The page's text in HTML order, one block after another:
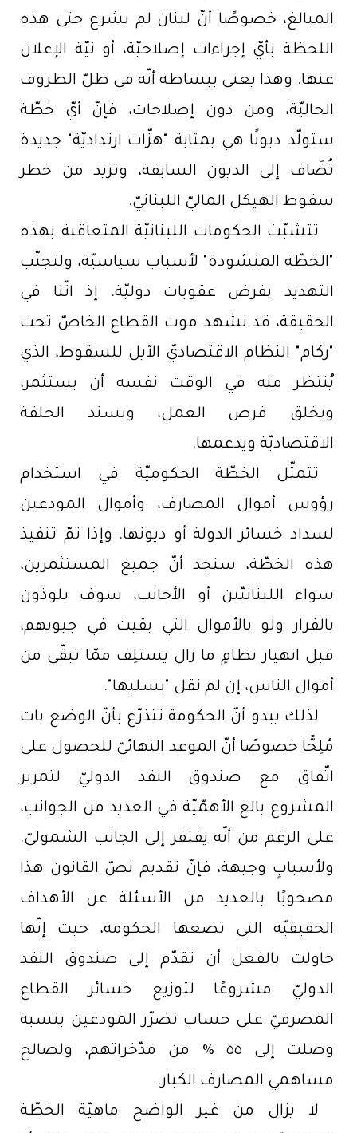
المبالغ، خصوصًا أنّ لبنان لم يشرع حتى هذه
اللحظة بأيّ إجراءات إصلاحيّة، أو نيّة الإعلان
عنها. وهذا يعني ببساطة أنّه في ظلّ الظروف
الحاليّة، ومن دون إصلاحات، فإنّ أيّ خطّة
ستولّد ديونًا هي بمثابة "هزّات ارتداديّة" جديدة
تُضَاف إلى الديون السابقة، وتزيد من خطر
سقوط الهيكل الماليّ اللبنانيّ.
تتشبّث الحكومات اللبنانيّة المتعاقبة بهذه
"الخطّة المنشودة" لأسباب سياسيّة، ولتجنّب
التهديد بفرض عقوبات دوليّة. إذ انّنا في
الحقيقة، قد نشهد موت القطاع الخاصّ تحت
"ركام" النظام الاقتصاديّ الآيل للسقوط، الذي
يُنتظر منه في الوقت نفسه أن يستثمر،
ويخلق فرص العمل، ويسند الحلقة
الاقتصاديّة ويدعمها.
تتمثّل الخطّة الحكوميّة في استخدام
رؤوس أموال المصارف، وأموال المودعين
لسداد خسائر الدولة أو ديونها. وإذا تمّ تنفيذ
هذه الخطّة، سنجد أنّ جميع المستثمرين،
سواء اللبنانيّين أو الأجانب، سوف يلوذون
بالفرار ولو بالأموال التي بقيت في جيوبهم،
قبل انهيار نظامٍ ما زال يستلِف ممّا تبقّى من
أموال الناس، إن لم نقل "يسلبها".
لذلك يبدو أنّ الحكومة تتذرّع بأنّ الوضع بات
مُلِحًّا خصوصًا أنّ الموعد النهائيّ للحصول على
اتّفاق مع صندوق النقد الدوليّ لتمرير
المشروع بالغ الأهمّيّة في العديد من الجوانب،
على الرغم من أنّه يفتقر إلى الجانب الشموليّ.
ولأسبابٍ وجيهة، فإنّ تقديم نصّ القانون هذا
مصحوبًا بالعديد من الأسئلة عن الأهداف
الحقيقيّة التي تضعها الحكومة، حيث إنّها
حاولت بالفعل أن تقدّم إلى صندوق النقد
الدوليّ مشروعًا لتوزيع خسائر القطاع
المصرفيّ على حساب تضرّر المودعين بنسبة
وصلت إلى ٥٥ % من مدّخراتهم، ولصالح
مساهمي المصارف الكبار.
لا يزال من غير الواضح ماهيّة الخطّة